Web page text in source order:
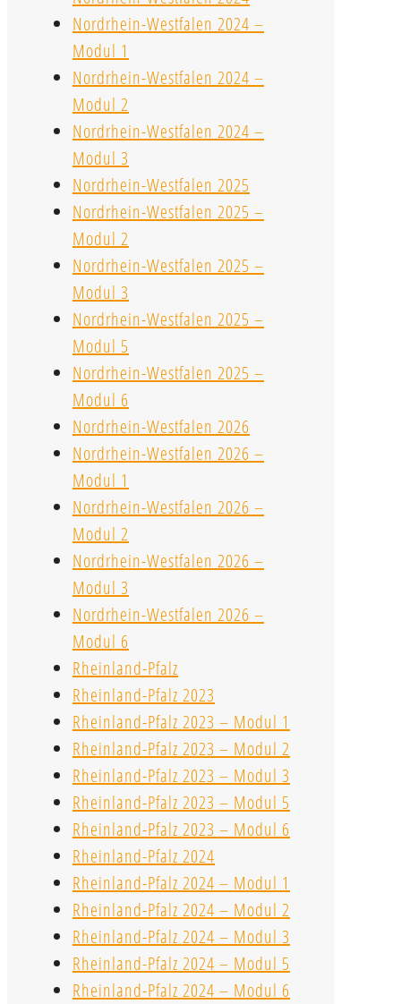
Nordrhein-Westfalen 2024 –
Modul 1
Nordrhein-Westfalen 2024 –
Modul 2
Nordrhein-Westfalen 2024 –
Modul 3
Nordrhein-Westfalen 2025
Nordrhein-Westfalen 2025 –
Modul 2
Nordrhein-Westfalen 2025 –
Modul 3
Nordrhein-Westfalen 2025 –
Modul 5
Nordrhein-Westfalen 2025 –
Modul 6
Nordrhein-Westfalen 2026
Nordrhein-Westfalen 2026 –
Modul 1
Nordrhein-Westfalen 2026 –
Modul 2
Nordrhein-Westfalen 2026 –
Modul 3
Nordrhein-Westfalen 2026 –
Modul 6
Rheinland-Pfalz
Rheinland-Pfalz 2023
Rheinland-Pfalz 2023 – Modul 1
Rheinland-Pfalz 2023 – Modul 2
Rheinland-Pfalz 2023 – Modul 3
Rheinland-Pfalz 2023 – Modul 5
Rheinland-Pfalz 2023 – Modul 6
Rheinland-Pfalz 2024
Rheinland-Pfalz 2024 – Modul 1
Rheinland-Pfalz 2024 – Modul 2
Rheinland-Pfalz 2024 – Modul 3
Rheinland-Pfalz 2024 – Modul 5
Rheinland-Pfalz 2024 – Modul 6